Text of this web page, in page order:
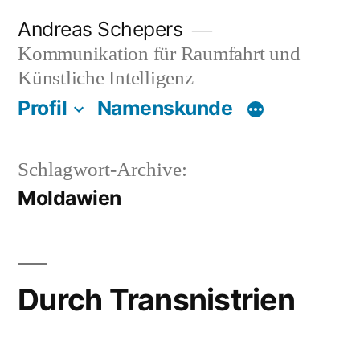
Inhalt
springen
Andreas Schepers
Kommunikation für Raumfahrt und
Künstliche Intelligenz
Profil Namenskunde
Schlagwort-Archive:
Moldawien
Durch Transnistrien